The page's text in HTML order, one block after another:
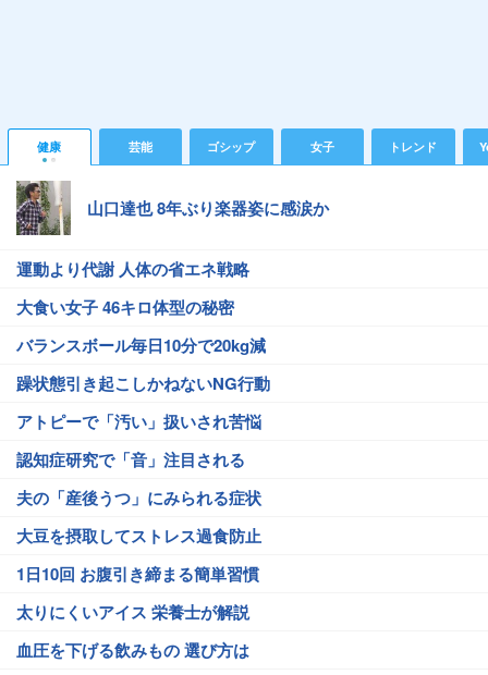
健康 芸能 ゴシップ 女子 トレンド
山口達也 8年ぶり楽器姿に感涙か
運動より代謝 人体の省エネ戦略
大食い女子 46キロ体型の秘密
バランスボール毎日10分で20kg減
躁状態引き起こしかねないNG行動
アトピーで「汚い」扱いされ苦悩
認知症研究で「音」注目される
夫の「産後うつ」にみられる症状
大豆を摂取してストレス過食防止
1日10回 お腹引き締まる簡単習慣
太りにくいアイス 栄養士が解説
血圧を下げる飲みもの 選び方は